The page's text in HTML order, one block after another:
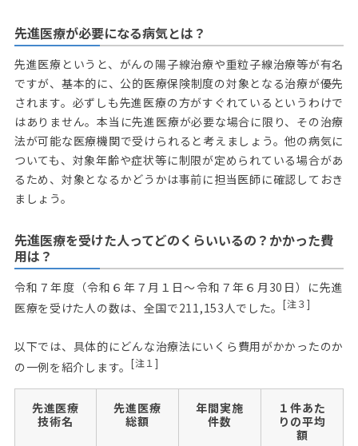
先進医療が必要になる病気とは？
先進医療というと、がんの陽子線治療や重粒子線治療等が有名
ですが、基本的に、公的医療保険制度の対象となる治療が優先
されます。必ずしも先進医療の方がすぐれているというわけで
はありません。本当に先進医療が必要な場合に限り、その治療
法が可能な医療機関で受けられると考えましょう。他の病気に
ついても、対象年齢や症状等に制限が定められている場合があ
るため、対象となるかどうかは事前に担当医師に確認しておき
ましょう。
先進医療を受けた人ってどのくらいいるの？かかった費
用は？
令和７年度（令和６年７月１日～令和７年６月30日）に先進
医療を受けた人の数は、全国で211,153人でした。[注３]
以下では、具体的にどんな治療法にいくら費用がかかったのか
の一例を紹介します。 [注１]
先進医療
技術名
先進医療
総額
年間実施
件数
１件あた
りの平均
額